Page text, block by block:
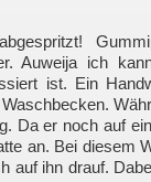
Auweija ich
ist. Ein
Da er noch auf
an. Bei diesem
auf ihn drauf.